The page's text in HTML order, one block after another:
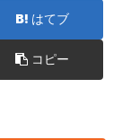
はてブ
コピー